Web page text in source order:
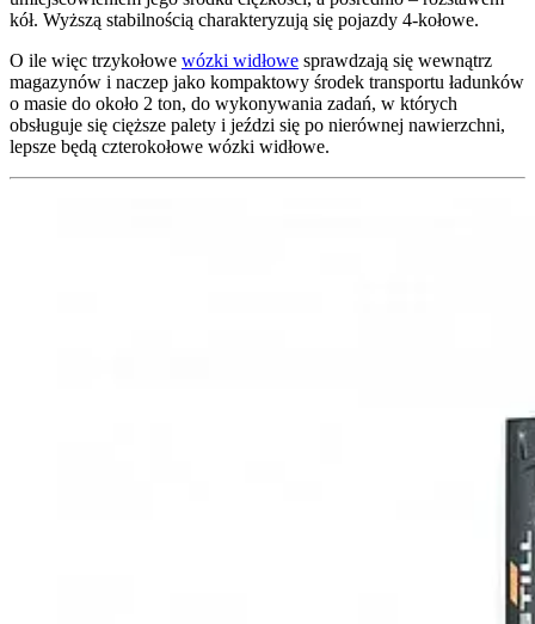
kół. Wyższą stabilnością charakteryzują się pojazdy 4-kołowe.
O ile więc trzykołowe wózki widłowe sprawdzają się wewnątrz
magazynów i naczep jako kompaktowy środek transportu ładunków
o masie do około 2 ton, do wykonywania zadań, w których
obsługuje się cięższe palety i jeździ się po nierównej nawierzchni,
lepsze będą czterokołowe wózki widłowe.